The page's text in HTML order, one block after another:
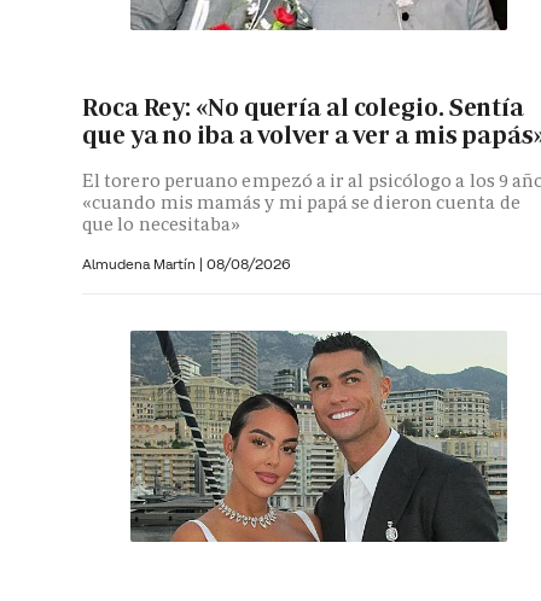
Roca Rey: «No quería al colegio. Sentía
que ya no iba a volver a ver a mis
El torero peruano empezó a ir al psicólogo a los 9
«cuando mis mamás y mi papá se dieron cuenta de
que lo necesitaba»
Almudena Martín | 08/08/2026